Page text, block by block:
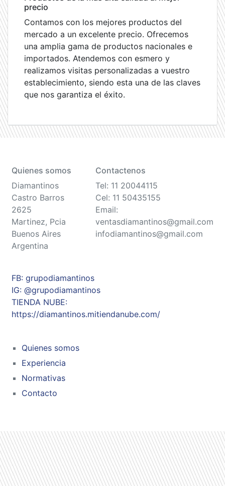
precio
Contamos con los mejores productos del
mercado a un excelente precio. Ofrecemos
una amplia gama de productos nacionales e
importados. Atendemos con esmero y
realizamos visitas personalizadas a vuestro
establecimiento, siendo esta una de las claves
que nos garantiza el éxito.
Quienes somos
Diamantinos
Castro Barros
2625
Martinez, Pcia
Buenos Aires
Argentina
Contactenos
Tel: 11 20044115
Cel: 11 50435155
Email:
ventasdiamantinos@gmail.com
infodiamantinos@gmail.com
FB: grupodiamantinos
IG: @grupodiamantinos
TIENDA NUBE:
https://diamantinos.mitiendanube.com/
Quienes somos
Experiencia
Normativas
Contacto